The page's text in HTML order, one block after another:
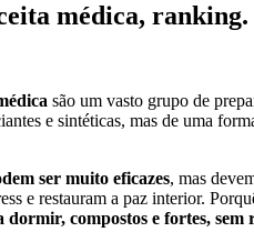
médica,
são um vasto grupo de
e sintéticas, mas de uma
ser muito eficazes, mas
e restauram a paz interior.
compostos e fortes, sem